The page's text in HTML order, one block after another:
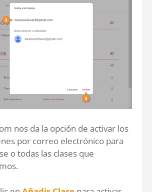
nos da la opción de activar los
por correo electrónico para
o todas las clases que